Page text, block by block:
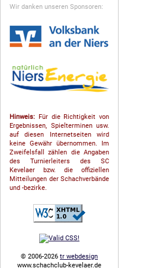
Wir danken unseren Sponsoren:
Hinweis: Für die Richtigkeit von
Ergebnissen, Spielterminen usw.
auf diesen Internetseiten wird
keine Gewähr übernommen. Im
Zweifelsfall zählen die Angaben
des Turnierleiters des SC
Kevelaer bzw. die offiziellen
Mitteilungen der Schach­ver­bände
und -bezirke.
© 2006-2026 tr webdesign
www.schachclub-kevelaer.de